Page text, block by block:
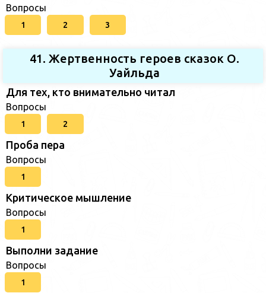
Вопросы
1 2 3
41. Жертвенность героев сказок О.
Уайльда
Для тех, кто внимательно читал
Вопросы
1 2
Проба пера
Вопросы
1
Критическое мышление
Вопросы
1
Выполни задание
Вопросы
1